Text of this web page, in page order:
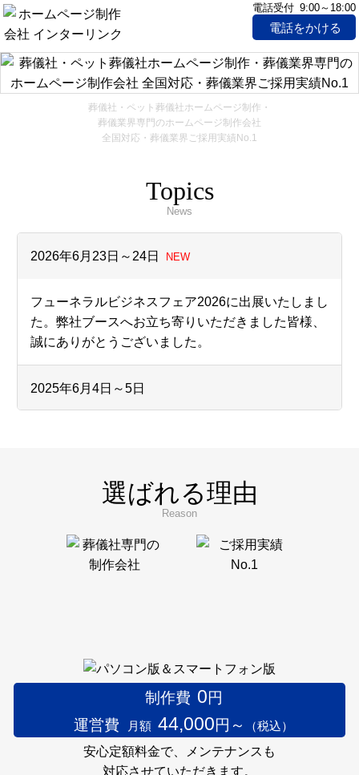
電話受付 9:00～18:00
電話をかける
葬儀社・ペット葬儀社ホームページ制作・
葬儀業界専門のホームページ制作会社
全国対応・葬儀業界ご採用実績No.1
Topics
News
2026年6月23日～24日 NEW
フューネラルビジネスフェア2026に出展いたしまし
た。 弊社ブースへお立ち寄りいただきました皆様、
誠にありがとうございました。
2025年6月4日～5日
第12回「着想は眠らない」展のインターリンク賞
インターリンクは、9月28日～10月20日の土日に
Gallery 忘我亭で開催される第12回「着想は眠らな
い」展を今年もサポートします。
2024年5月29日～30日
選ばれる理由
Reason
制作費 0円
運営費
月額 44,000円～
（税込）
安心定額料金で、メンテナンスも
対応させていただきます。